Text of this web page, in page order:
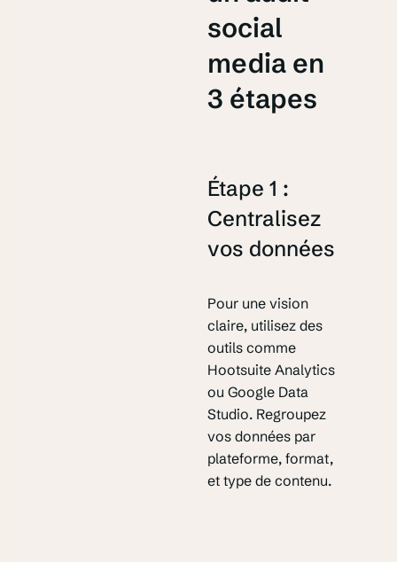
social
media en
3 étapes
Étape 1 :
Centralisez
vos données
Pour une vision
claire, utilisez des
outils comme
Hootsuite Analytics
ou Google Data
Studio. Regroupez
vos données par
plateforme, format,
et type de contenu.